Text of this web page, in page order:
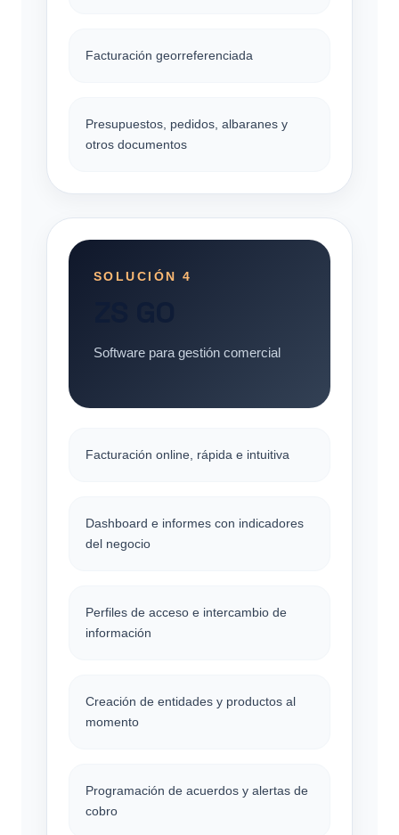
Facturación georreferenciada
Presupuestos, pedidos, albaranes y
otros documentos
SOLUCIÓN 4
Software para gestión comercial
Facturación online, rápida e intuitiva
Dashboard e informes con indicadores
del negocio
Perfiles de acceso e intercambio de
información
Creación de entidades y productos al
momento
Programación de acuerdos y alertas de
cobro